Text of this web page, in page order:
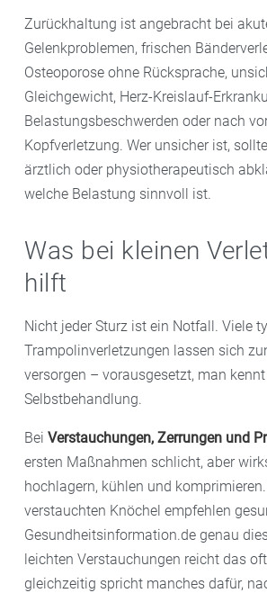
Zurückhaltung ist angebracht bei
Gelenkproblemen, frischen
Osteoporose ohne Rücksprache,
Gleichgewicht, Herz-Kreislauf-
Belastungsbeschwerden oder nach
Kopfverletzung. Wer unsicher ist,
ärztlich oder physiotherapeutisch
welche Belastung sinnvoll ist.
Was bei kleinen
hilft
Nicht jeder Sturz ist ein Notfall. Viele
Trampolinverletzungen lassen sich
versorgen – vorausgesetzt, man
Selbstbehandlung.
Bei Verstauchungen, Zerrungen und
ersten Maßnahmen schlicht, aber
hochlagern, kühlen und
verstauchten Knöchel empfehlen
Gesundheitsinformation.de genau
leichten Verstauchungen reicht das
gleichzeitig spricht manches dafür,